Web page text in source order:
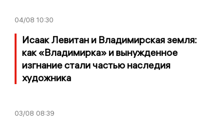
04/08 10:30
Исаак Левитан и Владимирская земля:
как «Владимирка» и вынужденное
изгнание стали частью наследия
художника
03/08 08:39